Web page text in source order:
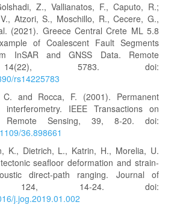
Z., Vallianatos, F., Caputo, R.;
Atzori, S., Moschillo, R., Cecere, G.,
(2021). Greece Central Crete ML 5.8
of Coalescent Fault Segments
InSAR and GNSS Data. Remote
14(22), 5783. doi:
rs14225783
and Rocca, F. (2001). Permanent
IEEE Transactions on
Remote Sensing, 39, 8-20. doi:
36.898661
K., Dietrich, L., Katrin, H., Morelia, U.
seafloor deformation and strain-
direct-path ranging. Journal of
124, 14-24. doi:
j.jog.2019.01.002